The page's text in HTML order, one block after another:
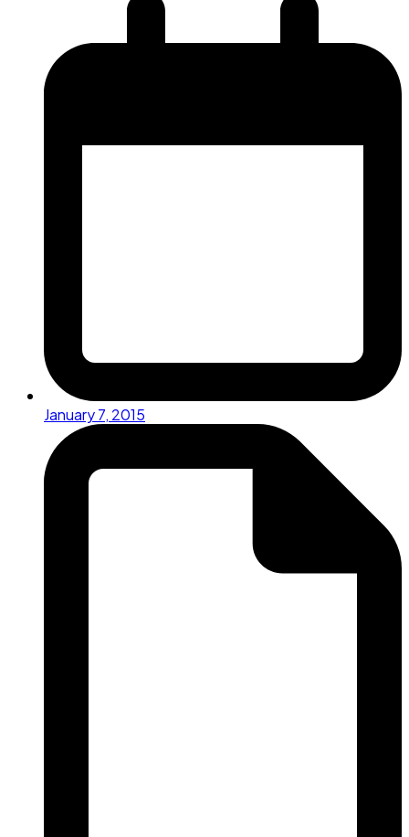
January 7, 2015